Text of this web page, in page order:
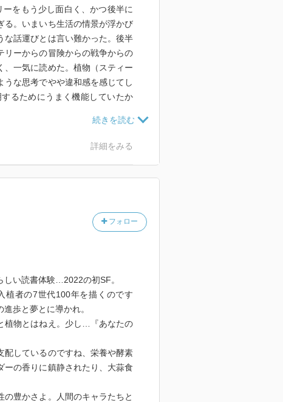
をもう少し面白く、かつ後半に
る。いまいち生活の情景が浮かび
な話運びとは言い難かった。後半
リーからの冒険からの戦争からの
、一気に読めた。植物（スティー
な思考でやや違和感を感じてし
るためにうまく機能していたか
詳細をみる
フォロー
い読書体験…2022の初SF。
者の7世代100年を描くのです
歩と夢とに導かれ。
植物とはねえ。少し…『あなたの
しているのですね、栄養や酵素
ーの香りに鎮静されたり、大蒜食
豊かさよ。人間のキャラたちと